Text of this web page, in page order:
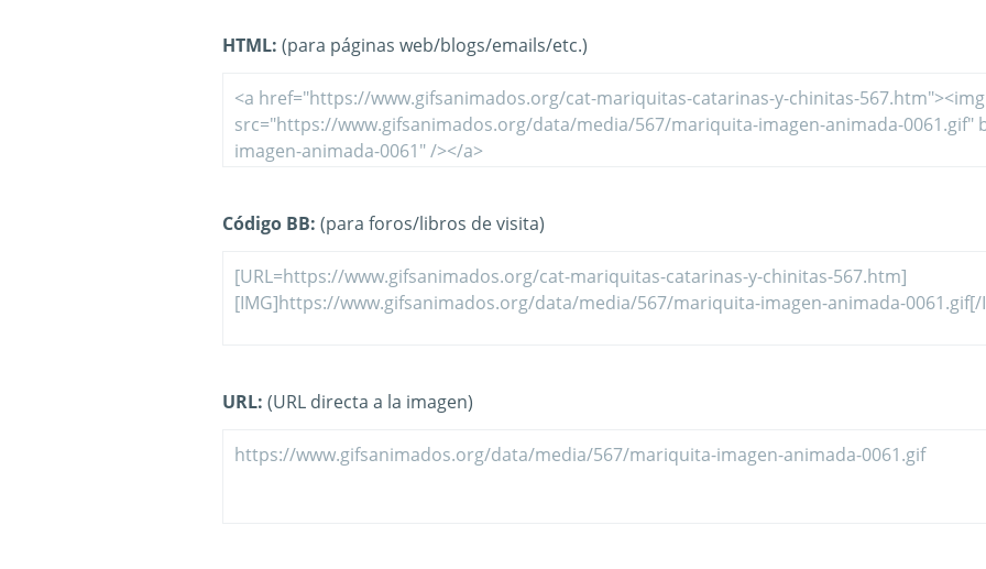
HTML: (para páginas web/blogs/emails/etc.)
Código BB: (para foros/libros de visita)
URL: (URL directa a la imagen)